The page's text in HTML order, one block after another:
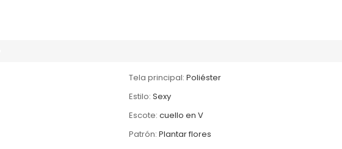
Tela principal: Poliéster
Estilo: Sexy
Escote: cuello en V
Patrón: Plantar flores